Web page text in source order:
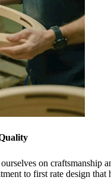
on craftsmanship
to first rate design that